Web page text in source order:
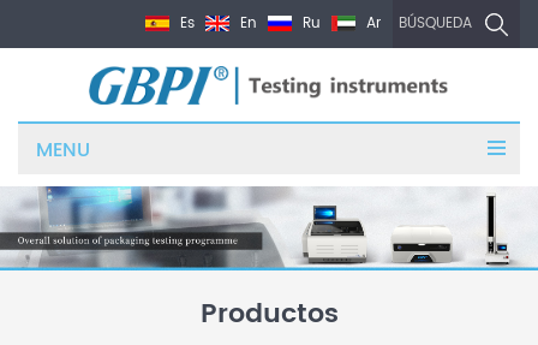
BÚSQUEDA
Es En Ru Ar
MENU
Productos